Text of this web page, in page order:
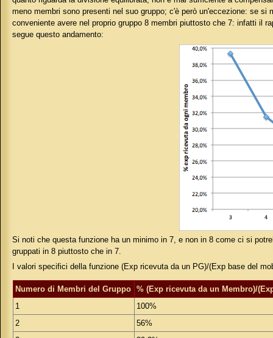
meno membri sono presenti nel suo gruppo; c'è però un'eccezione: se
conveniente avere nel proprio gruppo 8 membri piuttosto che 7: infatti il
segue questo andamento:
Si noti che questa funzione ha un minimo in 7, e non in 8 come ci si
gruppati in 8 piuttosto che in 7.
I valori specifici della funzione (Exp ricevuta da un PG)/(Exp base del
Numero di Membri del Gruppo
% (Exp ricevuta da un Membro)/
1
100%
2
56%